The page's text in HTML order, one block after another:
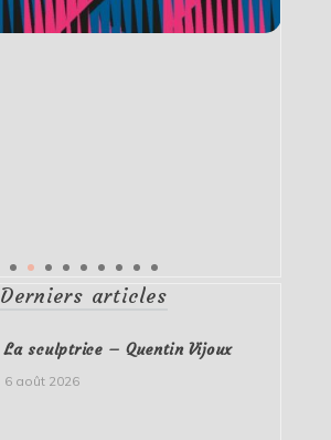
Derniers articles
La sculptrice – Quentin Vijoux
6 août 2026